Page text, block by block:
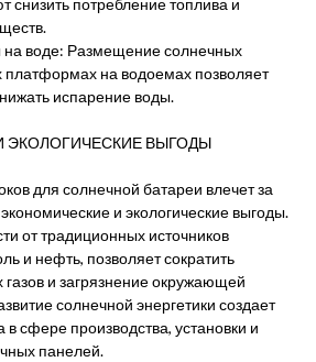
снизить потребление топлива и
воде: Размещение солнечных
платформах на водоемах позволяет
испарение воды.
ЭКОЛОГИЧЕСКИЕ ВЫГОДЫ
для солнечной батареи влечет за
и экологические выгоды.
от традиционных источников
и нефть, позволяет сократить
и загрязнение окружающей
солнечной энергетики создает
сфере производства, установки и
панелей.